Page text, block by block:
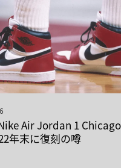
Air Jordan 1
年末に復刻の噂